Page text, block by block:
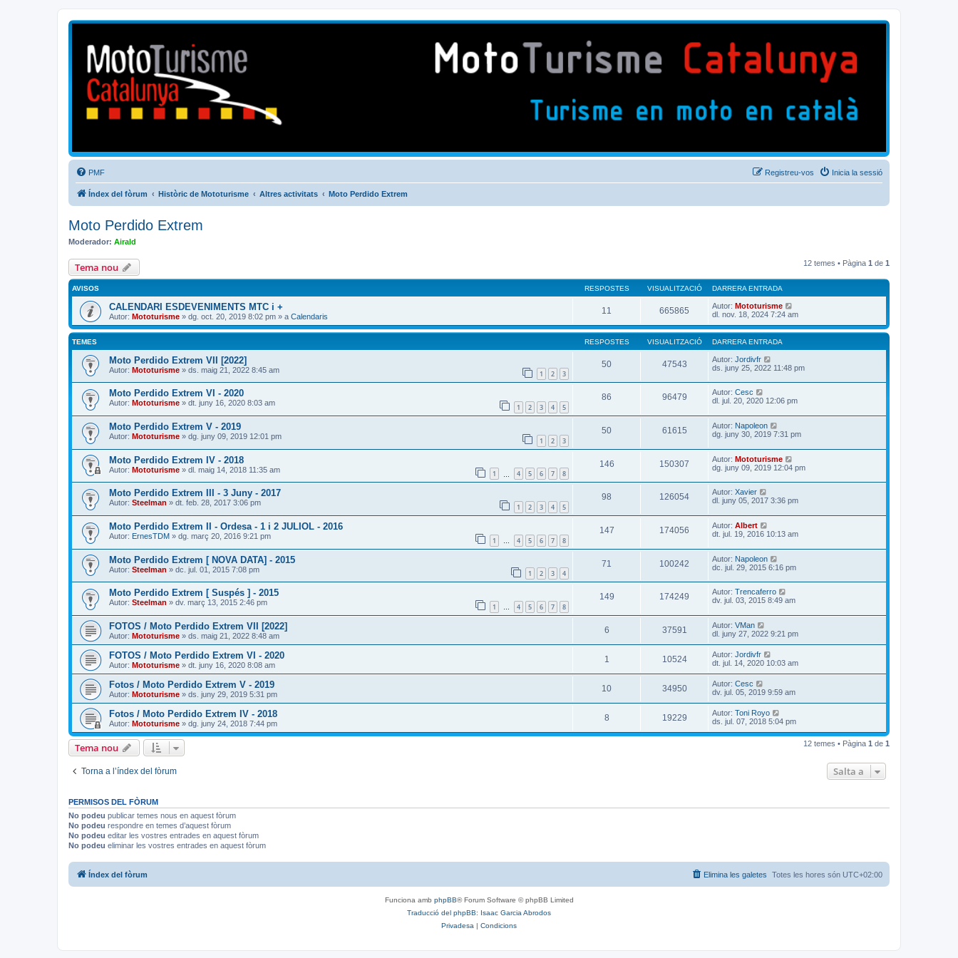
Mototurisme
Turisme en moto en català
PMF Inicia la sessió
Registreu-vos
Índex del fòrum Històric de Mototurisme Altres activitats Moto Perdido Extrem
Moto Perdido Extrem
Moderador: Airald
Tema nou 12 temes • Pàgina 1 de 1
AVISOS RESPOSTES VISUALITZACIÓ DARRERA ENTRADA
CALENDARI ESDEVENIMENTS MTC i +
Autor: Mototurisme » dg. oct. 20, 2019 8:02 pm » a Calendaris
11 665865 Autor: Mototurisme
dl. nov. 18, 2024 7:24 am
TEMES RESPOSTES VISUALITZACIÓ DARRERA ENTRADA
Moto Perdido Extrem VII [2022]
Autor: Mototurisme » ds. maig 21, 2022 8:45 am 1 2 3
50 47543 Autor: Jordivfr
ds. juny 25, 2022 11:48 pm
Moto Perdido Extrem VI - 2020
Autor: Mototurisme » dt. juny 16, 2020 8:03 am 1 2 3 4 5
86 96479 Autor: Cesc
dl. jul. 20, 2020 12:06 pm
Moto Perdido Extrem V - 2019
Autor: Mototurisme » dg. juny 09, 2019 12:01 pm 1 2 3
50 61615 Autor: Napoleon
dg. juny 30, 2019 7:31 pm
Moto Perdido Extrem IV - 2018
Autor: Mototurisme » dl. maig 14, 2018 11:35 am 1 4 5 6 7 8
146 150307 Autor: Mototurisme
dg. juny 09, 2019 12:04 pm
Moto Perdido Extrem III - 3 Juny - 2017
Autor: Steelman » dt. feb. 28, 2017 3:06 pm 1 2 3 4 5
98 126054 Autor: Xavier
dl. juny 05, 2017 3:36 pm
Moto Perdido Extrem II - Ordesa - 1 i 2 JULIOL - 2016
Autor: ErnesTDM » dg. març 20, 2016 9:21 pm 1 … 4 5 6 7 8
147 174056 Autor: Albert
dt. jul. 19, 2016 10:13 am
Moto Perdido Extrem [ NOVA DATA] - 2015
Autor: Steelman » dc. jul. 01, 2015 7:08 pm 1 2 3 4
71 100242 Autor: Napoleon
dc. jul. 29, 2015 6:16 pm
Moto Perdido Extrem [ Suspés ] - 2015
Autor: Steelman » dv. març 13, 2015 2:46 pm 1 … 4 5 6 7 8
149 174249 Autor: Trencaferro
dv. jul. 03, 2015 8:49 am
FOTOS / Moto Perdido Extrem VII [2022]
Autor: Mototurisme » ds. maig 21, 2022 8:48 am
6 37591 Autor: VMan
dl. juny 27, 2022 9:21 pm
FOTOS / Moto Perdido Extrem VI - 2020
Autor: Mototurisme » dt. juny 16, 2020 8:08 am
1 10524 Autor: Jordivfr
dt. jul. 14, 2020 10:03 am
Fotos / Moto Perdido Extrem V - 2019
Autor: Mototurisme » ds. juny 29, 2019 5:31 pm
10 34950 Autor: Cesc
dv. jul. 05, 2019 9:59 am
Fotos / Moto Perdido Extrem IV - 2018
Autor: Mototurisme » dg. juny 24, 2018 7:44 pm
8 19229 Autor: Toni Royo
ds. jul. 07, 2018 5:04 pm
Tema nou 12 temes • Pàgina 1 de 1
Torna a l’índex del fòrum Salta a
PERMISOS DEL FÒRUM
No podeu publicar temes nous en aquest fòrum
No podeu respondre en temes d’aquest fòrum
No podeu editar les vostres entrades en aquest fòrum
No podeu eliminar les vostres entrades en aquest fòrum
Índex del fòrum Totes les hores són UTC+02:00
Elimina les galetes
Funciona amb phpBB® Forum Software © phpBB Limited
Traducció del phpBB: Isaac Garcia Abrodos
Privadesa
Condicions